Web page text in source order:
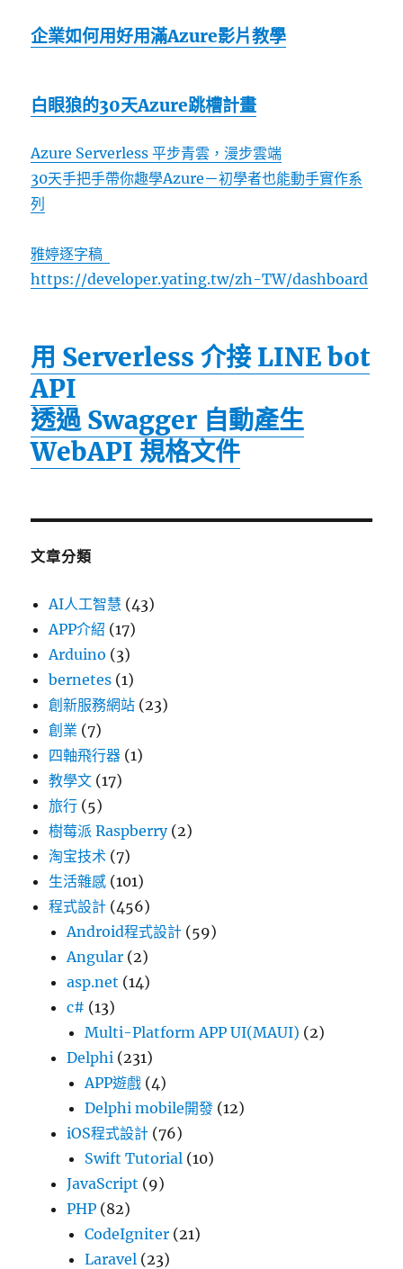
企業如何用好用滿Azure影片教學
白眼狼的30天Azure跳槽計畫
Azure Serverless 平步青雲，漫步雲端
30天手把手帶你趣學Azure－初學者也能動手實作系
列
雅婷逐字稿
https://developer.yating.tw/zh-TW/dashboard
用 Serverless 介接 LINE bot
API
透過 Swagger 自動產生
WebAPI 規格文件
文章分類
AI人工智慧 (43)
APP介紹 (17)
Arduino (3)
bernetes (1)
創新服務網站 (23)
創業 (7)
四軸飛行器 (1)
教學文 (17)
旅行 (5)
樹莓派 Raspberry(2)
淘宝技术 (7)
生活雜感 (101)
程式設計 (456)
Android程式設計 (59)
Angular (2)
asp.net (14)
c# (13)
Multi-Platform APP UI(MAUI) (2)
Delphi (231)
APP遊戲 (4)
Delphi mobile開發 (12)
iOS程式設計 (76)
Swift Tutorial (10)
JavaScript (9)
PHP (82)
CodeIgniter (21)
Laravel (23)